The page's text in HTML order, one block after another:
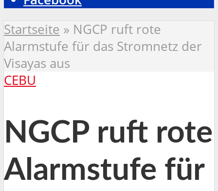
Startseite » NGCP ruft rote
Alarmstufe für das Stromnetz der
Visayas aus
CEBU
NGCP ruft rote
Alarmstufe für